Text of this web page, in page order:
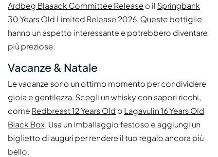
Ardbeg Blaaack Committee Release o il Springbank
30 Years Old Limited Release 2026. Queste bottiglie
hanno un aspetto interessante e potrebbero diventare
più preziose.
Vacanze & Natale
Le vacanze sono un ottimo momento per condividere
gioia e gentilezza. Scegli un whisky con sapori ricchi,
come Redbreast 12 Years Old o Lagavulin 16 Years Old
Black Box. Usa un imballaggio festoso e aggiungi un
biglietto di auguri per rendere il tuo regalo ancora più
bello.